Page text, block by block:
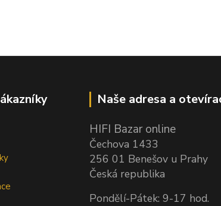
Naše adresa a
HIFI Bazar online
Čechova 1433
256 01 Benešov u Prahy
Česká republika
Pondělí-Pátek: 9-17 hod.